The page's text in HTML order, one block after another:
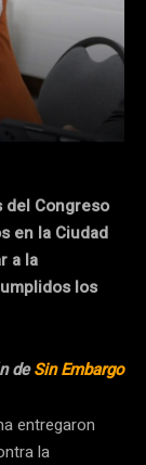
Congreso
en la Ciudad
a la
los
deSin Embargo
entregaron
la